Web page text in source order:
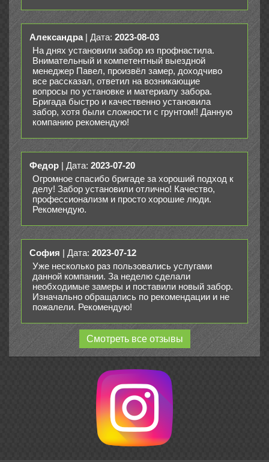
Александра | Дата: 2023-08-03
На днях установили забор из профнастила.
Внимательный и компетентный выездной
менеджер Павел, произвёл замер, доходчиво
все рассказал, ответил на возникающие
вопросы по установке и материалу забора.
Бригада быстро и качественно установила
забор, хотя были сложности с грунтом!! Данную
компанию рекомендую!
Федор | Дата: 2023-07-20
Огромное спасибо бригаде за хороший подход к
делу! Забор установили отлично! Качество,
профессионализм и просто хорошие люди.
Рекомендую.
София | Дата: 2023-07-12
Уже несколько раз пользовались услугами
данной компании. За неделю сделали
необходимые замеры и поставили новый забор.
Изначально обращались по рекомендации и не
пожалели. Рекомендую!
Смотреть все отзывы